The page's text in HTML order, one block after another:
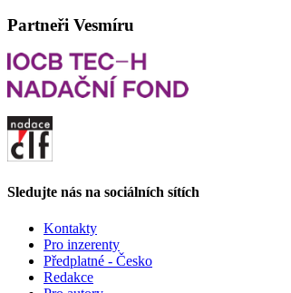
Partneři Vesmíru
Sledujte nás na sociálních sítích
Kontakty
Pro inzerenty
Předplatné - Česko
Redakce